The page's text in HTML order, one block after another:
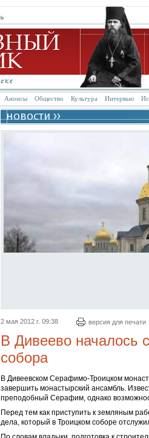
Анонсы Общество Культура Интервью
2 мая 2012 г. 09:38 версия для печати
В Дивеево началось
собора
В Дивеевском Серафимо-Троицком
завершить монастырский ансамбль.
преподобный Серафим, однако
Перед тем как приступить к земляным
дела, который в Троицком соборе